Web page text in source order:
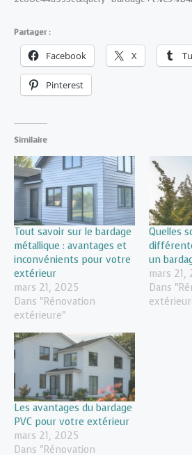
Partager :
Facebook X
Pinterest
Similaire
Tout savoir sur le bardage
métallique : avantages et
inconvénients pour votre
extérieur
mars 21, 2025
Dans "Rénovation
extérieure"
Quelles
un
mars 21,
Dans
Les avantages du bardage
PVC pour votre extérieur
mars 21, 2025
Dans "Rénovation